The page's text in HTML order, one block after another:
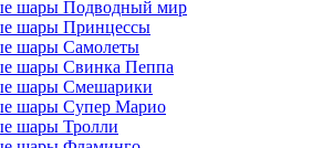
шары Подводный мир
шары Принцессы
шары Самолеты
шары Свинка Пеппа
шары Смешарики
шары Супер Марио
шары Тролли